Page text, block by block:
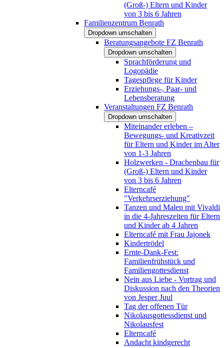
(Groß-) Eltern und Kinder
von 3 bis 6 Jahren
Familienzentrum Benrath
Dropdown umschalten
Beratungsangebote FZ Benrath
Dropdown umschalten
Sprachförderung und
Logopädie
Tagespflege für Kinder
Erziehungs-, Paar- und
Lebensberatung
Veranstaltungen FZ Benrath
Dropdown umschalten
Miteinander erleben –
Bewegungs- und Kreativzeit
für Eltern und Kinder im Alter
von 1-3 Jahren
Holzwerken - Drachenbau für
(Groß-) Eltern und Kinder
von 3 bis 6 Jahren
Elterncafé
"Verkehrserziehung"
Tanzen und Malen mit Vivaldi
in die 4-Jahreszeiten für Eltern
und Kinder ab 4 Jahren
Elterncafé mit Frau Jajonek
Kindertrödel
Ernte-Dank-Fest:
Familienfrühstück und
Familiengottesdienst
Nein aus Liebe - Vortrag und
Diskussion nach den Theorien
von Jesper Juul
Tag der offenen Tür
Nikolausgottessdienst und
Nikolausfest
Elterncafé
Andacht kindgerecht